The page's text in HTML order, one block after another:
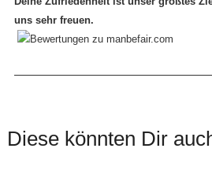
uns sehr freuen.
Diese könnten Dir